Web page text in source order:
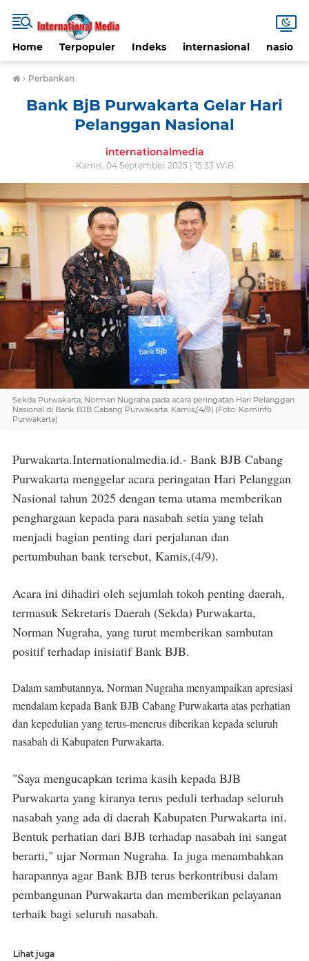
Home Terpopuler Indeks internasional nasional
› Perbankan
Bank BjB Purwakarta Gelar Hari
Pelanggan Nasional
internationalmedia
Kamis, 04 September 2025 | 15:33 WIB
Sekda Purwakarta, Norman Nugraha pada acara peringatan Hari Pelanggan
Nasional di Bank BJB Cabang Purwakarta. Kamis,(4/9).(Foto: Kominfo
Purwakarta)
Purwakarta.Internationalmedia.id.- Bank BJB Cabang
Purwakarta menggelar acara peringatan Hari Pelanggan
Nasional tahun 2025 dengan tema utama memberikan
penghargaan kepada para nasabah setia yang telah
menjadi bagian penting dari perjalanan dan
pertumbuhan bank tersebut, Kamis,(4/9).
Acara ini dihadiri oleh sejumlah tokoh penting daerah,
termasuk Sekretaris Daerah (Sekda) Purwakarta,
Norman Nugraha, yang turut memberikan sambutan
positif terhadap inisiatif Bank BJB.
Dalam sambutannya, Norman Nugraha menyampaikan apresiasi
mendalam kepada Bank BJB Cabang Purwakarta atas perhatian
dan kepedulian yang terus-menerus diberikan kepada seluruh
nasabah di Kabupaten Purwakarta.
"Saya mengucapkan terima kasih kepada BJB
Purwakarta yang kiranya terus peduli terhadap seluruh
nasabah yang ada di daerah Kabupaten Purwakarta ini.
Bentuk perhatian dari BJB terhadap nasabah ini sangat
berarti," ujar Norman Nugraha. Ia juga menambahkan
harapannya agar Bank BJB terus berkontribusi dalam
pembangunan Purwakarta dan memberikan pelayanan
terbaik bagi seluruh nasabah.
Lihat juga